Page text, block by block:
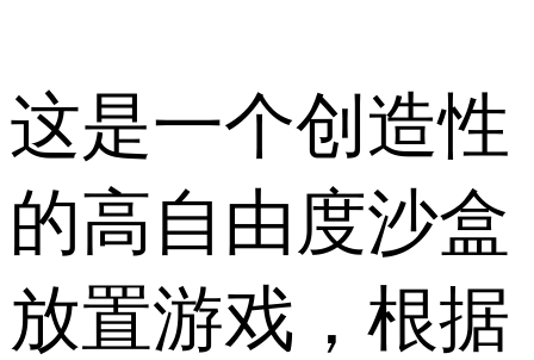
这是一个创造性
的高自由度沙盒
放置游戏，根据